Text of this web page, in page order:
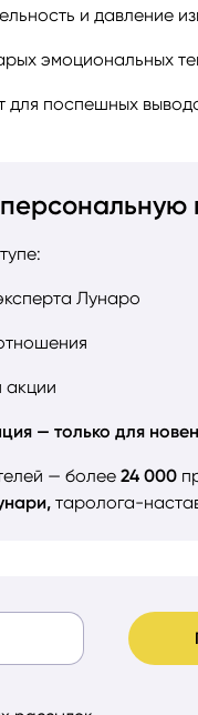
и давление
эмоциональных
для поспешных
Лунаро
акции
— только для
— более 24 000
таролога-